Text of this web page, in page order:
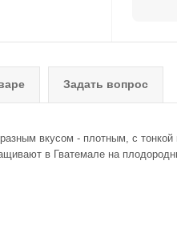
Задать вопрос
вкусом - плотным, с тонкой
в Гватемале на